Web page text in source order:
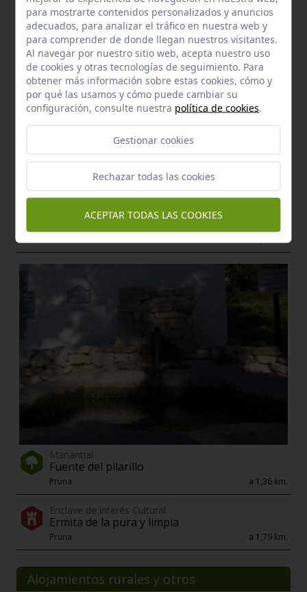
Cerro del castillo
Bien de Interés Cultural
Manantial
Fuente del pilarillo
Pruna a 1,36 km.
Enclave de interés Cultural
Ermita de la pura y limpia
Pruna a 1,79 km.
Alojamientos rurales y otros
para mostrarte contenidos personalizados y anuncios
adecuados, para analizar el tráfico en nuestra web y
para comprender de donde llegan nuestros visitantes.
Al navegar por nuestro sitio web, acepta nuestro uso
de cookies y otras tecnologías de seguimiento. Para
obtener más información sobre estas cookies, cómo y
por qué las usamos y cómo puede cambiar su
configuración, consulte nuestra política de cookies.
Gestionar cookies
Rechazar todas las cookies
ACEPTAR TODAS LAS COOKIES